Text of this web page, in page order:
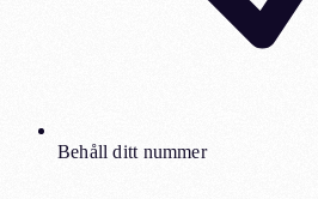
Behåll ditt nummer